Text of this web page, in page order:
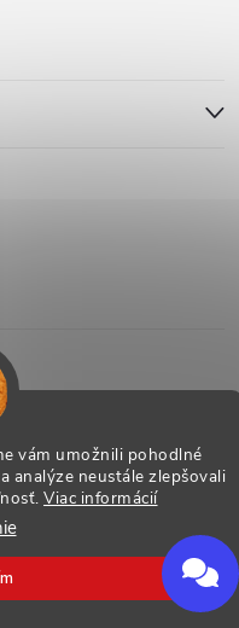
vám umožnili pohodlné
analýze neustále zlepšovali
Viac informácií
. Všetky práva vyhradené.